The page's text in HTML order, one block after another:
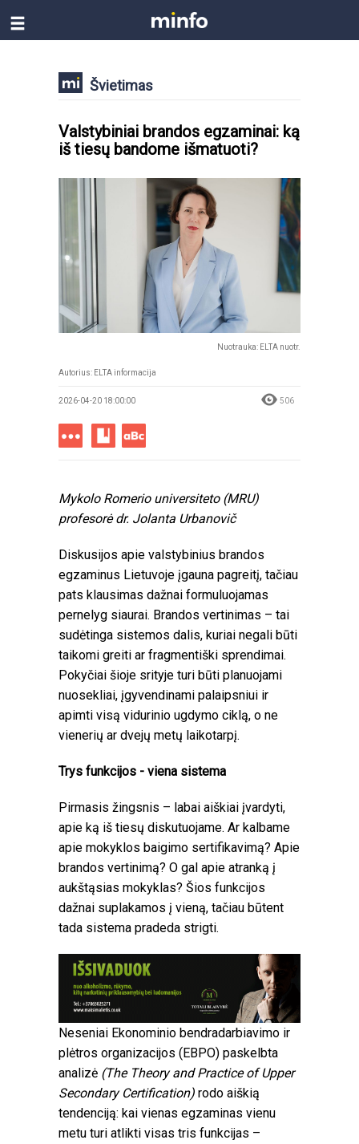
Švietimas
Valstybiniai brandos egzaminai: ką
iš tiesų bandome išmatuoti?
Nuotrauka: ELTA nuotr.
Autorius: ELTA informacija
2026-04-20 18:00:00 506
Mykolo Romerio universiteto (MRU)
profesorė dr. Jolanta Urbanovič
Diskusijos apie valstybinius brandos
egzaminus Lietuvoje įgauna pagreitį, tačiau
pats klausimas dažnai formuluojamas
pernelyg siaurai. Brandos vertinimas – tai
sudėtinga sistemos dalis, kuriai negali būti
taikomi greiti ar fragmentiški sprendimai.
Pokyčiai šioje srityje turi būti planuojami
nuosekliai, įgyvendinami palaipsniui ir
apimti visą vidurinio ugdymo ciklą, o ne
vienerių ar dvejų metų laikotarpį.
Trys funkcijos - viena sistema
Pirmasis žingsnis – labai aiškiai įvardyti,
apie ką iš tiesų diskutuojame. Ar kalbame
apie mokyklos baigimo sertifikavimą? Apie
brandos vertinimą? O gal apie atranką į
aukštąsias mokyklas? Šios funkcijos
dažnai suplakamos į vieną, tačiau būtent
tada sistema pradeda strigti.
Neseniai Ekonominio bendradarbiavimo ir
plėtros organizacijos (EBPO) paskelbta
analizė (The Theory and Practice of Upper
Secondary Certification) rodo aiškią
tendenciją: kai vienas egzaminas vienu
metu turi atlikti visas tris funkcijas –